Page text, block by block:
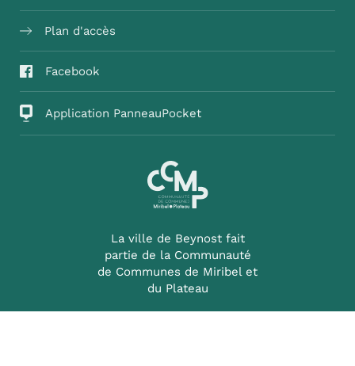
Plan d'accès
Facebook
Application PanneauPocket
La ville de Beynost fait
partie de la Communauté
de Communes de Miribel et
du Plateau